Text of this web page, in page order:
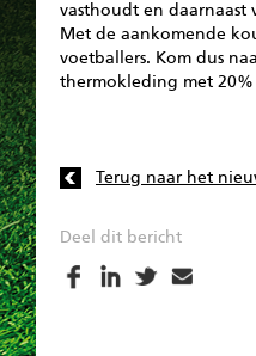
vasthoudt en daarnaast
Met de aankomende
voetballers. Kom dus
thermokleding met
Terug naar het
Deel dit bericht